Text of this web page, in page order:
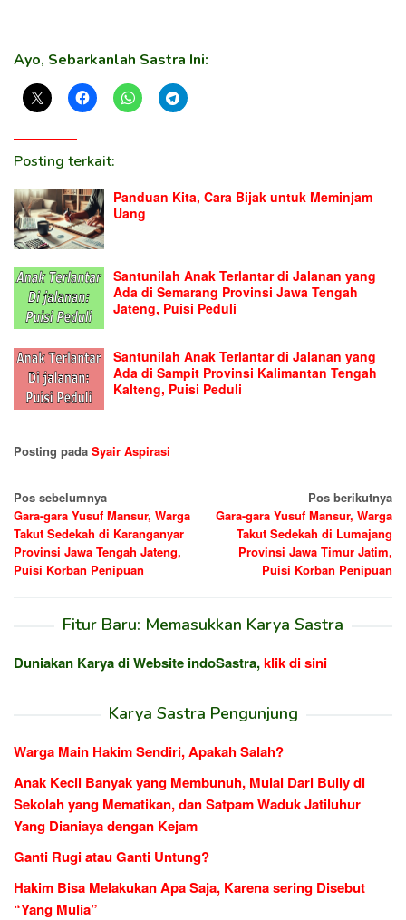
Ayo, Sebarkanlah Sastra Ini:
Posting terkait:
Panduan Kita, Cara Bijak untuk Meminjam
Uang
Santunilah Anak Terlantar di Jalanan yang
Ada di Semarang Provinsi Jawa Tengah
Jateng, Puisi Peduli
Santunilah Anak Terlantar di Jalanan yang
Ada di Sampit Provinsi Kalimantan Tengah
Kalteng, Puisi Peduli
Posting pada Syair Aspirasi
Navigasi
pos
Pos sebelumnya
Gara-gara Yusuf Mansur, Warga
Takut Sedekah di Karanganyar
Provinsi Jawa Tengah Jateng,
Puisi Korban Penipuan
Pos berikutnya
Gara-gara Yusuf Mansur, Warga
Takut Sedekah di Lumajang
Provinsi Jawa Timur Jatim,
Puisi Korban Penipuan
Fitur Baru: Memasukkan Karya Sastra
Duniakan Karya di Website indoSastra,klik di sini
Karya Sastra Pengunjung
Warga Main Hakim Sendiri, Apakah Salah?
Anak Kecil Banyak yang Membunuh, Mulai Dari Bully di
Sekolah yang Mematikan, dan Satpam Waduk Jatiluhur
Yang Dianiaya dengan Kejam
Ganti Rugi atau Ganti Untung?
Hakim Bisa Melakukan Apa Saja, Karena sering Disebut
“Yang Mulia”